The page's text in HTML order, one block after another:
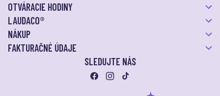
OTVÁRACIE HODINY
LAUDACO®
NÁKUP
FAKTURAČNÉ ÚDAJE
SLEDUJTE NÁS